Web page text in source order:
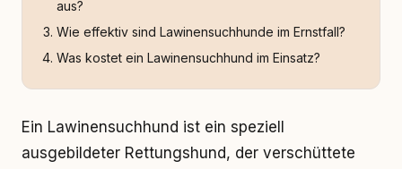
aus?
Wie effektiv sind Lawinensuchhunde im Ernstfall?
Was kostet ein Lawinensuchhund im Einsatz?
Ein Lawinensuchhund ist ein speziell
ausgebildeter Rettungshund, der verschüttete